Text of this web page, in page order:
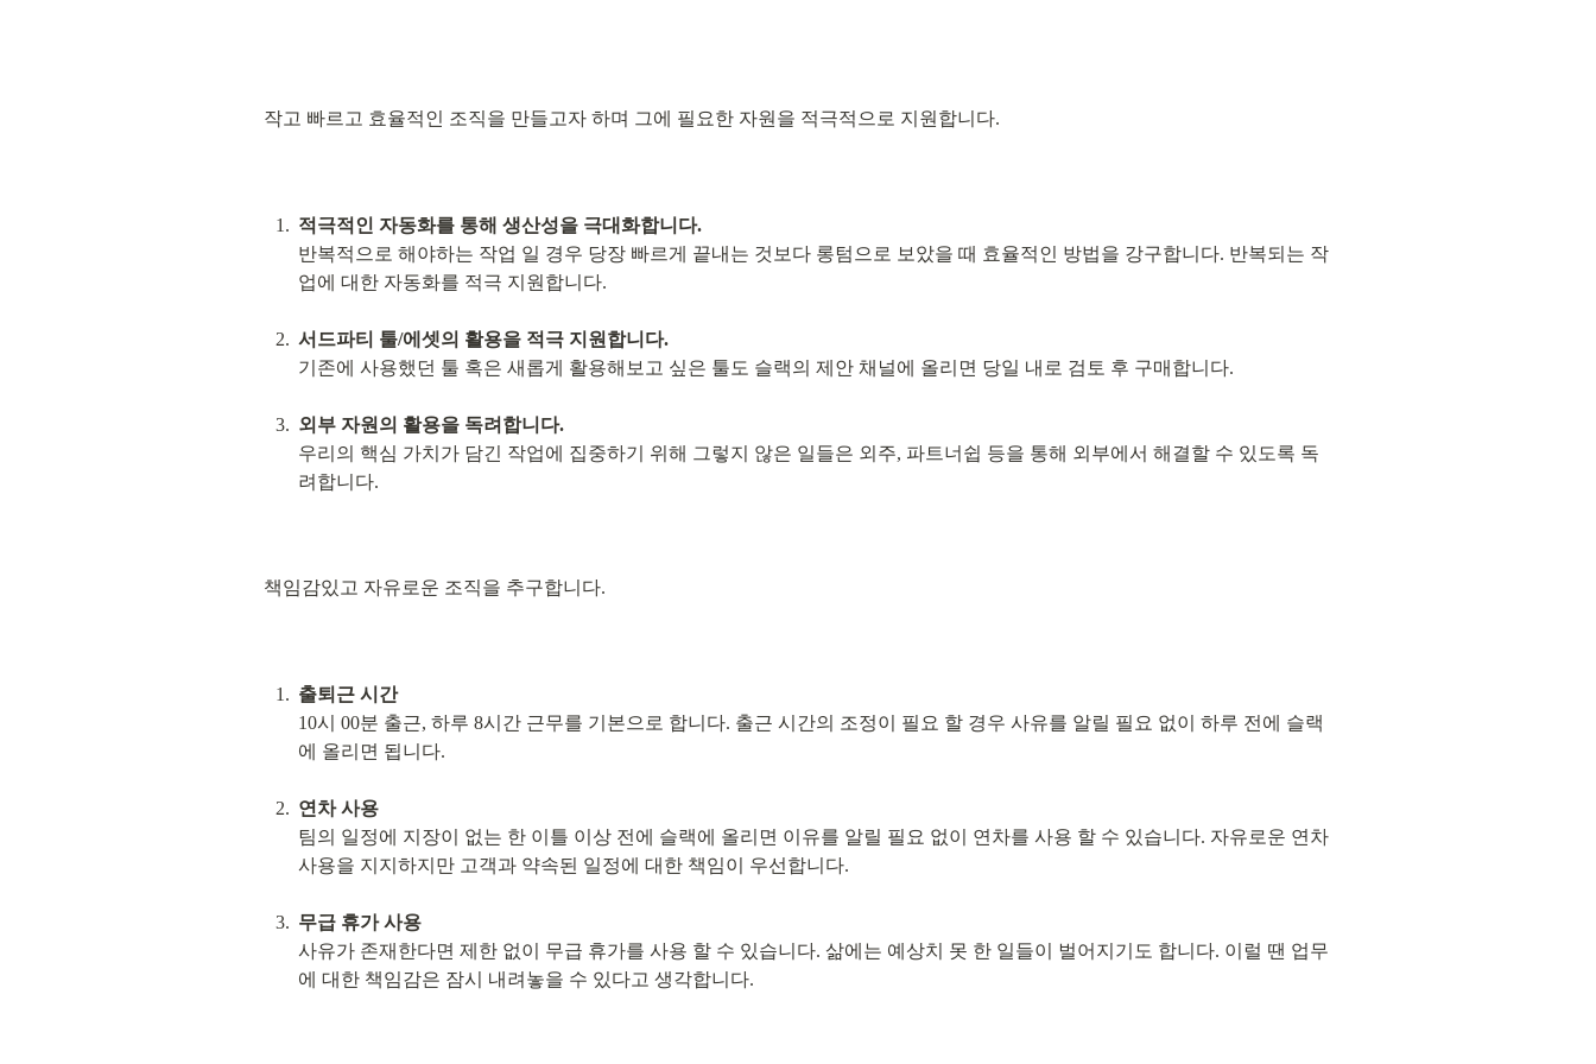
작고 빠르고 효율적인 조직을 만들고자 하며 그에 필요한 자원을 적극적으로 지원합니다.
적극적인 자동화를 통해 생산성을 극대화합니다.
반복적으로 해야하는 작업 일 경우 당장 빠르게 끝내는 것보다 롱텀으로 보았을 때 효율적인 방법을 강구합니다. 반복되는 작
업에 대한 자동화를 적극 지원합니다.
서드파티 툴/에셋의 활용을 적극 지원합니다.
기존에 사용했던 툴 혹은 새롭게 활용해보고 싶은 툴도 슬랙의 제안 채널에 올리면 당일 내로 검토 후 구매합니다.
외부 자원의 활용을 독려합니다.
우리의 핵심 가치가 담긴 작업에 집중하기 위해 그렇지 않은 일들은 외주, 파트너쉽 등을 통해 외부에서 해결할 수 있도록 독
려합니다.
책임감있고 자유로운 조직을 추구합니다.
출퇴근 시간
10시 00분 출근, 하루 8시간 근무를 기본으로 합니다. 출근 시간의 조정이 필요 할 경우 사유를 알릴 필요 없이 하루 전에 슬랙
에 올리면 됩니다.
연차 사용
팀의 일정에 지장이 없는 한 이틀 이상 전에 슬랙에 올리면 이유를 알릴 필요 없이 연차를 사용 할 수 있습니다. 자유로운 연차
사용을 지지하지만 고객과 약속된 일정에 대한 책임이 우선합니다.
무급 휴가 사용
사유가 존재한다면 제한 없이 무급 휴가를 사용 할 수 있습니다. 삶에는 예상치 못 한 일들이 벌어지기도 합니다. 이럴 땐 업무
에 대한 책임감은 잠시 내려놓을 수 있다고 생각합니다.